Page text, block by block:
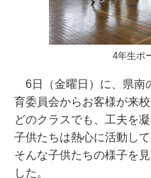
4年生ポ
6日（金曜日）に、県南
育委員会からお客様が来校
どのクラスでも、工夫を
子供たちは熱心に活動して
そんな子供たちの様子を
した。